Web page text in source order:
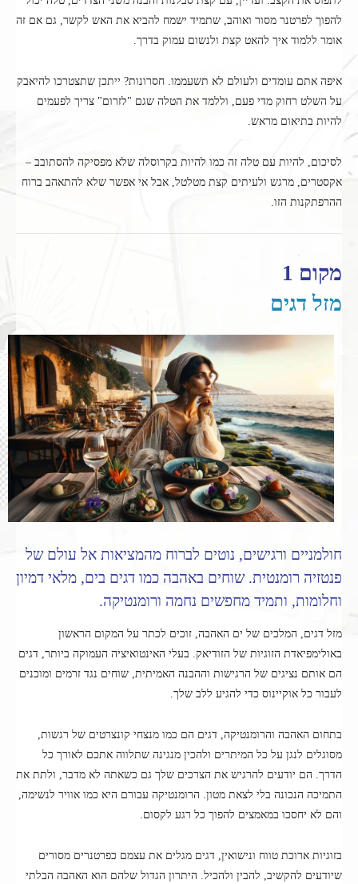
להפוך לפרטנר מסור ואוהב, שתמיד ישמח להביא את האש לקשר, גם אם זה
אומר ללמוד איך להאט קצת ולנשום עמוק בדרך.
איפה אתם עומדים ולעולם לא תשעממו. חסרונות? ייתכן שתצטרכו להיאבק
על השלט רחוק מדי פעם, וללמד את הטלה שגם "לזרום" צריך לפעמים
להיות בתיאום מראש.
לסיכום, להיות עם טלה זה כמו להיות בקרוסלה שלא מפסיקה להסתובב –
אקסטרים, מרגש ולעיתים קצת מטלטל, אבל אי אפשר שלא להתאהב ברוח
ההרפתקנות הזו.
מקום 1
מזל דגים
חולמניים ורגישים, נוטים לברוח מהמציאות אל עולם של
פנטזיה רומנטית. שוחים באהבה כמו דגים בים, מלאי דמיון
וחלומות, ותמיד מחפשים נחמה ורומנטיקה.
מזל דגים, המלכים של ים האהבה, זוכים לכתר על המקום הראשון
באולימפיאדת הזוגיות של הזודיאק. בעלי האינטואיציה העמוקה ביותר, דגים
הם אותם נציגים של הרגישות וההבנה האמיתית, שוחים נגד זרמים ומוכנים
לעבור כל אוקיינוס כדי להגיע ללב שלך.
בתחום האהבה והרומנטיקה, דגים הם כמו מנצחי קונצרטים של רגשות,
מסוגלים לנגן על כל המיתרים ולהכין מנגינה שתלווה אתכם לאורך כל
הדרך. הם יודעים להרגיש את הצרכים שלך גם כשאתה לא מדבר, ולתת את
התמיכה הנכונה בלי לצאת מטון. הרומנטיקה עבורם היא כמו אוויר לנשימה,
והם לא יחסכו במאמצים להפוך כל רגע לקסום.
בזוגיות ארוכת טווח ונישואין, דגים מגלים את עצמם כפרטנרים מסורים
שיודעים להקשיב, להבין ולהכיל. היתרון הגדול שלהם הוא האהבה הבלתי